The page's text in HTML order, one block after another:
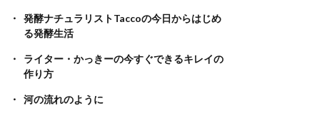
発酵ナチュラリストTaccoの今日からはじめ
る発酵生活
ライター・かっきーの今すぐできるキレイの
作り方
河の流れのように